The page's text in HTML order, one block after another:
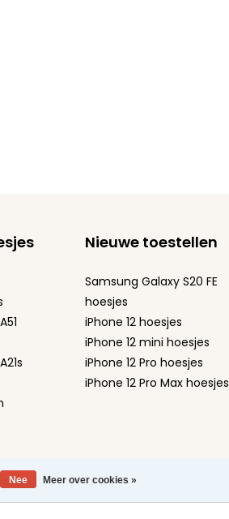
Nieuwe toestellen
Samsung Galaxy S20 FE
hoesjes
iPhone 12 hoesjes
iPhone 12 mini hoesjes
iPhone 12 Pro hoesjes
iPhone 12 Pro Max hoesjes
Nee Meer over cookies »